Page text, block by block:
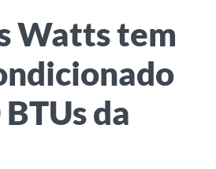
Watts tem
da